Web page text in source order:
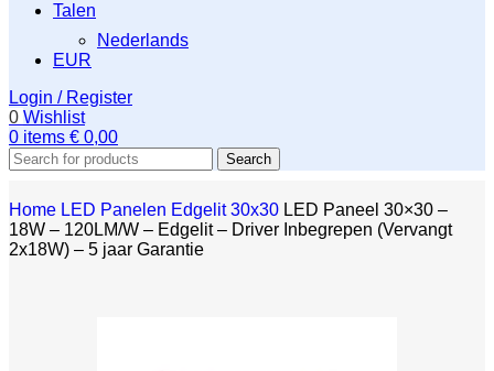
Talen
Nederlands
EUR
Login / Register
0 Wishlist
0 items € 0,00
Search
Home LED Panelen Edgelit30x30 LED Paneel 30×30 –
18W – 120LM/W – Edgelit – Driver Inbegrepen (Vervangt
2x18W) – 5 jaar Garantie